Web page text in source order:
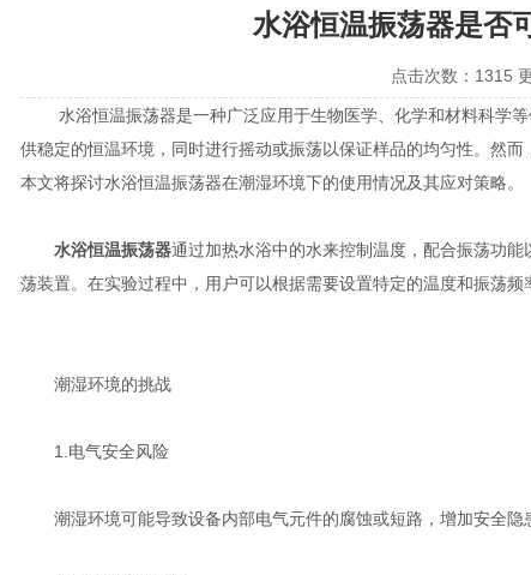
水浴恒温振荡器是否
点击次数：1315
水浴恒温振荡器是一种广泛应用于生物医学、化学和材料科学等
供稳定的恒温环境，同时进行摇动或振荡以保证样品的均匀性。然
本文将探讨水浴恒温振荡器在潮湿环境下的使用情况及其应对策略。
水浴恒温振荡器通过加热水浴中的水来控制温度，配合振荡功
荡装置。在实验过程中，用户可以根据需要设置特定的温度和振荡频
潮湿环境的挑战
1.电气安全风险
潮湿环境可能导致设备内部电气元件的腐蚀或短路，增加安全隐